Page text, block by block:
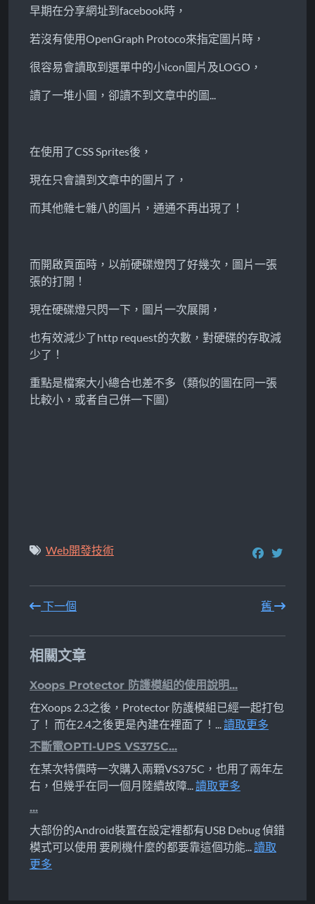
早期在分享網址到facebook時，
若沒有使用OpenGraph Protoco來指定圖片時，
很容易會讀取到選單中的小icon圖片及LOGO，
讀了一堆小圖，卻讀不到文章中的圖...
在使用了CSS Sprites後，
現在只會讀到文章中的圖片了，
而其他雜七雜八的圖片，通通不再出現了！
而開啟頁面時，以前硬碟燈閃了好幾次，圖片一張
張的打開！
現在硬碟燈只閃一下，圖片一次展開，
也有效減少了http request的次數，對硬碟的存取減
少了！
重點是檔案大小總合也差不多（類似的圖在同一張
比較小，或者自己併一下圖）
Web開發技術
下一個 舊
相關文章
Xoops Protector 防護模組的使用說明...
在Xoops 2.3之後，Protector 防護模組已經一起打包
了！ 而在2.4之後更是內建在裡面了！...讀取更多
不斷電OPTI-UPS VS375C...
在某次特價時一次購入兩顆VS375C，也用了兩年左
右，但幾乎在同一個月陸續故障...讀取更多
...
大部份的Android裝置在設定裡都有USB Debug 偵錯
模式可以使用 要刷機什麼的都要靠這個功能...讀取
更多